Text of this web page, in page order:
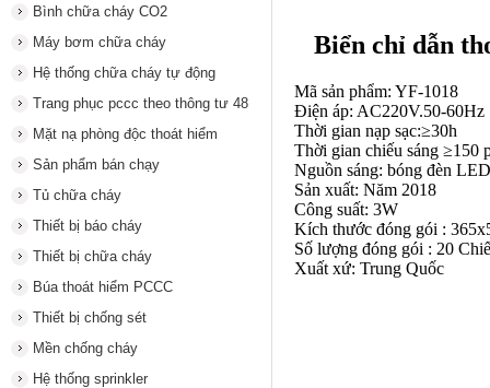
Bình chữa cháy CO2
Máy bơm chữa cháy
Hệ thống chữa cháy tự động
Trang phục pccc theo thông tư 48
Mặt nạ phòng độc thoát hiểm
Sản phẩm bán chạy
Tủ chữa cháy
Thiết bị báo cháy
Thiết bị chữa cháy
Búa thoát hiểm PCCC
Thiết bị chống sét
Mền chống cháy
Hệ thống sprinkler
Biển chỉ dẫn
Mã sản phẩm: YF-1018
Điện áp: AC220V.50-60Hz
Thời gian nạp sạc:≥30h
Thời gian chiếu sáng ≥150
Nguồn sáng: bóng đèn LED
Sản xuất: Năm 2018
Công suất: 3W
Kích thước đóng gói :
Số lượng đóng gói : 20
Xuất xứ: Trung Quốc